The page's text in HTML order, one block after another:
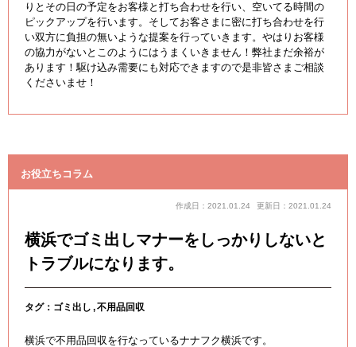
りとその日の予定をお客様と打ち合わせを行い、空いてる時間の
ピックアップを行います。そしてお客さまに密に打ち合わせを行
い双方に負担の無いような提案を行っていきます。やはりお客様
の協力がないとこのようにはうまくいきません！弊社まだ余裕が
あります！駆け込み需要にも対応できますので是非皆さまご相談
くださいませ！
お役立ちコラム
作成日：2021.01.24 更新日：2021.01.24
横浜でゴミ出しマナーをしっかりしないと
トラブルになります。
タグ： ゴミ出し 不用品回収
横浜で不用品回収を行なっているナナフク横浜です。